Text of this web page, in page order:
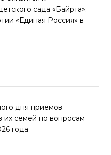
сада «Байрта»:
«Единая Россия» в
дня приемов
их семей по вопросам
года